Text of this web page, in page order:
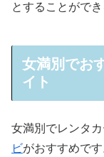
とすることがで
女満別でお
イト
女満別でレンタ
ビがおすすめです